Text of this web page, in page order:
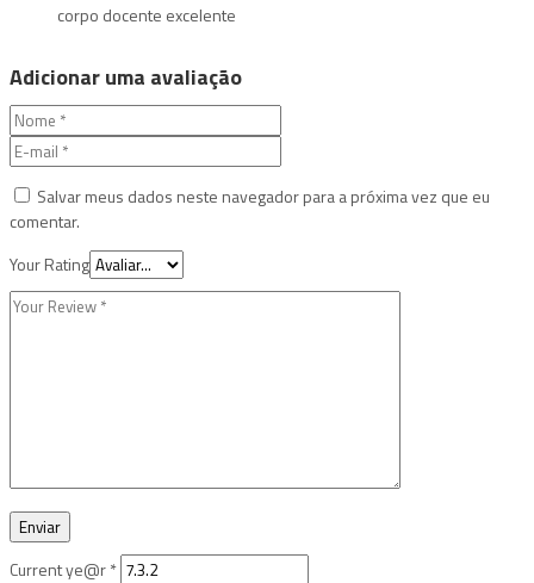
corpo docente excelente
Adicionar uma avaliação
Salvar meus dados neste navegador para a próxima vez que eu
comentar.
Your Rating
Current ye@r*